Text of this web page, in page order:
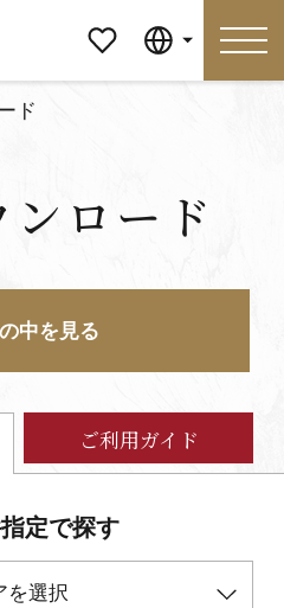
ージ
イベント
アクセス
ド
ロード
ご利用ガイド
中を見る
定で探す
を選択